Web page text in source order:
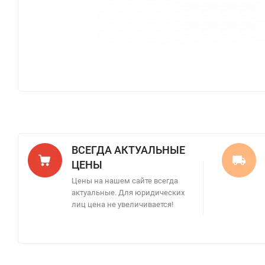
ВСЕГДА АКТУАЛЬНЫЕ
ЦЕНЫ
Цены на нашем сайте всегда
актуальные. Для юридических
лиц цена не увеличивается!